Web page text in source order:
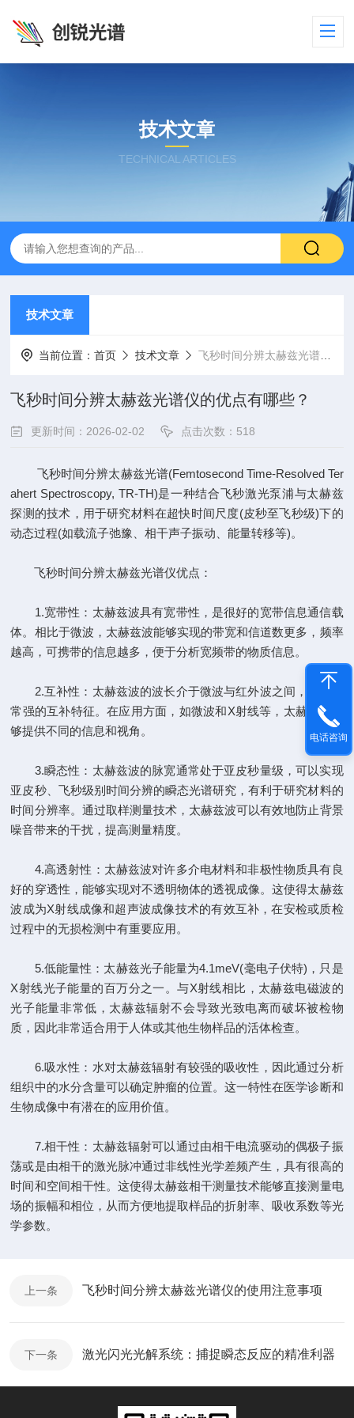
技术文章
TECHNICAL ARTICLES
技术文章
当前位置：首页 技术文章 飞秒时间分辨太赫兹光谱仪的优点有哪些？
飞秒时间分辨太赫兹光谱仪的优点有哪些？
更新时间：2026-02-02 点击次数：518
飞秒时间分辨太赫兹光谱(Femtosecond Time-Resolved Ter
ahert Spectroscopy, TR-TH)是一种结合飞秒激光泵浦与太赫兹
探测的技术，用于研究材料在超快时间尺度(皮秒至飞秒级)下的
动态过程(如载流子弛豫、相干声子振动、能量转移等)。
飞秒时间分辨太赫兹光谱仪优点：
1.宽带性：太赫兹波具有宽带性，是很好的宽带信息通信载
体。相比于微波，太赫兹波能够实现的带宽和信道数更多，频率
越高，可携带的信息越多，便于分析宽频带的物质信息。
2.互补性：太赫兹波的波长介于微波与红外波之间，具有非
常强的互补特征。在应用方面，如微波和X射线等，太赫兹波能
够提供不同的信息和视角。
3.瞬态性：太赫兹波的脉宽通常处于亚皮秒量级，可以实现
亚皮秒、飞秒级别时间分辨的瞬态光谱研究，有利于研究材料的
时间分辨率。通过取样测量技术，太赫兹波可以有效地防止背景
噪音带来的干扰，提高测量精度。
4.高透射性：太赫兹波对许多介电材料和非极性物质具有良
好的穿透性，能够实现对不透明物体的透视成像。这使得太赫兹
波成为X射线成像和超声波成像技术的有效互补，在安检或质检
过程中的无损检测中有重要应用。
5.低能量性：太赫兹光子能量为4.1meV(毫电子伏特)，只是
X射线光子能量的百万分之一。与X射线相比，太赫兹电磁波的
光子能量非常低，太赫兹辐射不会导致光致电离而破坏被检物
质，因此非常适合用于人体或其他生物样品的活体检查。
6.吸水性：水对太赫兹辐射有较强的吸收性，因此通过分析
组织中的水分含量可以确定肿瘤的位置。这一特性在医学诊断和
生物成像中有潜在的应用价值。
7.相干性：太赫兹辐射可以通过由相干电流驱动的偶极子振
荡或是由相干的激光脉冲通过非线性光学差频产生，具有很高的
时间和空间相干性。这使得太赫兹相干测量技术能够直接测量电
场的振幅和相位，从而方便地提取样品的折射率、吸收系数等光
学参数。
上一条 飞秒时间分辨太赫兹光谱仪的使用注意事项
下一条 激光闪光光解系统：捕捉瞬态反应的精准利器
电话咨询